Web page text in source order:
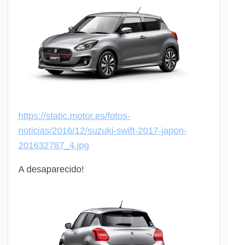
https://static.motor.es/fotos-
noticias/2016/12/suzuki-swift-2017-japon-
201632787_4.jpg
A desaparecido!